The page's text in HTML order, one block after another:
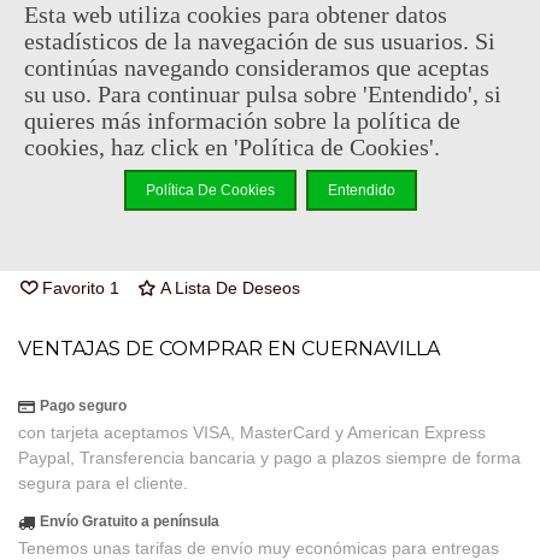
Código QR Compartir
Al comprar este producto puedes juntar hasta2puntos de
fidelidad. Su cesta sera de2puntos de fidelidadque se puede
convertir en un cupón de€ 0.01.
Favorito 1 A Lista De Deseos
VENTAJAS DE COMPRAR EN CUERNAVILLA
Pago seguro
con tarjeta aceptamos VISA, MasterCard y American Express
Paypal, Transferencia bancaria y pago a plazos siempre de forma
segura para el cliente.
Envío Gratuito a península
Tenemos unas tarifas de envío muy económicas para entregas
Esta web utiliza cookies para obtener datos
estadísticos de la navegación de sus usuarios. Si
continúas navegando consideramos que aceptas
su uso. Para continuar pulsa sobre 'Entendido', si
quieres más información sobre la política de
cookies, haz click en 'Política de Cookies'.
Política De Cookies Entendido